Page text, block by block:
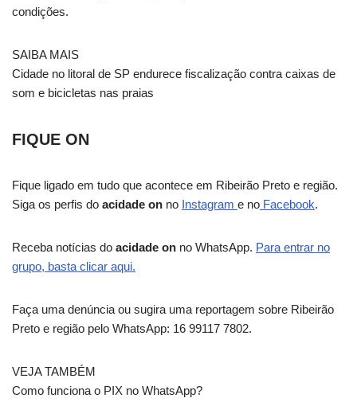
condições.
SAIBA MAIS
Cidade no litoral de SP endurece fiscalização contra caixas de
som e bicicletas nas praias
FIQUE ON
Fique ligado em tudo que acontece em Ribeirão Preto e região.
Siga os perfis do acidade on no Instagram e no Facebook.
Receba notícias do acidade on no WhatsApp. Para entrar no
grupo, basta clicar aqui.
Faça uma denúncia ou sugira uma reportagem sobre Ribeirão
Preto e região pelo WhatsApp: 16 99117 7802.
VEJA TAMBÉM
Como funciona o PIX no WhatsApp?